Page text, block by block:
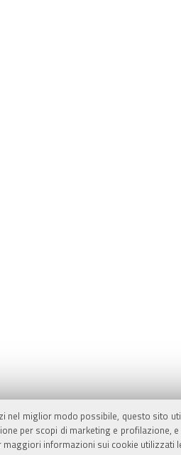
nel miglior modo possibile, questo sito
per scopi di marketing e
maggiori informazioni sui cookie utilizzati